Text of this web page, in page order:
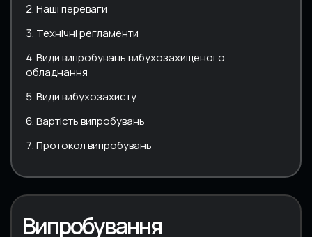
Наші переваги
Технічні регламенти
Види випробувань вибухозахищеного
обладнання
Види вибухозахисту
Вартість випробувань
Протокол випробувань
Випробування